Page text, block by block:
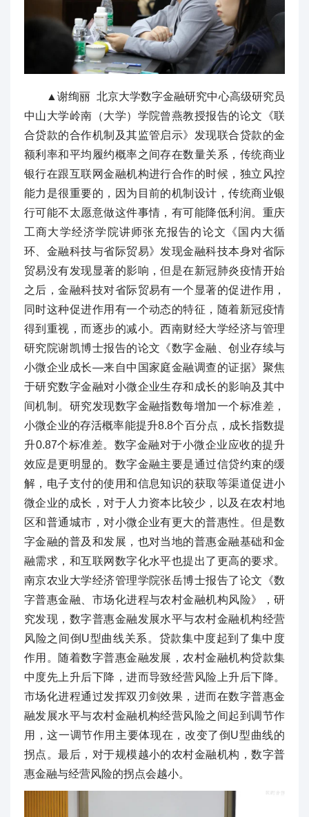
▲谢绚丽 北京大学数字金融研究中心高级研究员
中山大学岭南（大学）学院曾燕教授报告的论文《联
合贷款的合作机制及其监管启示》发现联合贷款的金
额利率和平均履约概率之间存在数量关系，传统商业
银行在跟互联网金融机构进行合作的时候，独立风控
能力是很重要的，因为目前的机制设计，传统商业银
行可能不太愿意做这件事情，有可能降低利润。重庆
工商大学经济学院讲师张充报告的论文《国内大循
环、金融科技与省际贸易》发现金融科技本身对省际
贸易没有发现显著的影响，但是在新冠肺炎疫情开始
之后，金融科技对省际贸易有一个显著的促进作用，
同时这种促进作用有一个动态的特征，随着新冠疫情
得到重视，而逐步的减小。西南财经大学经济与管理
研究院谢凯博士报告的论文《数字金融、创业存续与
小微企业成长—来自中国家庭金融调查的证据》聚焦
于研究数字金融对小微企业生存和成长的影响及其中
间机制。研究发现数字金融指数每增加一个标准差，
小微企业的存活概率能提升8.8个百分点，成长指数提
升0.87个标准差。数字金融对于小微企业应收的提升
效应是更明显的。数字金融主要是通过信贷约束的缓
解，电子支付的使用和信息知识的获取等渠道促进小
微企业的成长，对于人力资本比较少，以及在农村地
区和普通城市，对小微企业有更大的普惠性。但是数
字金融的普及和发展，也对当地的普惠金融基础和金
融需求，和互联网数字化水平也提出了更高的要求。
南京农业大学经济管理学院张岳博士报告了论文《数
字普惠金融、市场化进程与农村金融机构风险》，研
究发现，数字普惠金融发展水平与农村金融机构经营
风险之间倒U型曲线关系。贷款集中度起到了集中度
作用。随着数字普惠金融发展，农村金融机构贷款集
中度先上升后下降，进而导致经营风险上升后下降。
市场化进程通过发挥双刃剑效果，进而在数字普惠金
融发展水平与农村金融机构经营风险之间起到调节作
用，这一调节作用主要体现在，改变了倒U型曲线的
拐点。最后，对于规模越小的农村金融机构，数字普
惠金融与经营风险的拐点会越小。